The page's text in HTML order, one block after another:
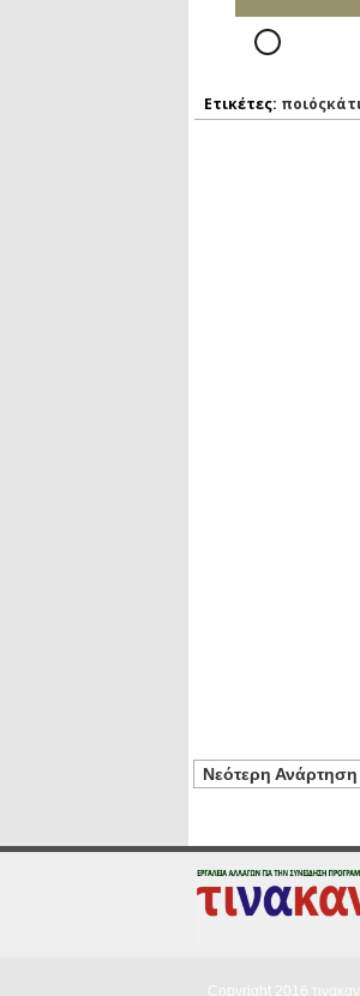
Ετικέτες:
Νεότερη Ανάρτηση
Copyright 2016